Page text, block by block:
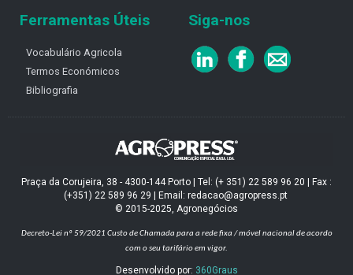
Ferramentas Úteis
Vocabulário Agricola
Termos Económicos
Bibliografia
Siga-nos
Praça da Corujeira, 38 - 4300-144 Porto | Tel: (+ 351) 22 589 96 20 | Fax :
(+351) 22 589 96 29 | Email: redacao@agropress.pt
© 2015-2025, Agronegócios
Decreto-Lei nº 59/2021 Custo de Chamada para a rede fixa / móvel nacional de acordo
com o seu tarifário em vigor.
Desenvolvido por: 360Graus